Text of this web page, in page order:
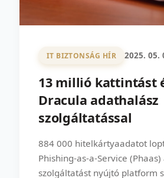
IT BIZTONSÁG HÍR 2025. 05.
13 millió kattintást
Dracula adathalász
szolgáltatással
884 000 hitelkártyaadatot
Phishing-as-a-Service
szolgáltatást nyújtó platform